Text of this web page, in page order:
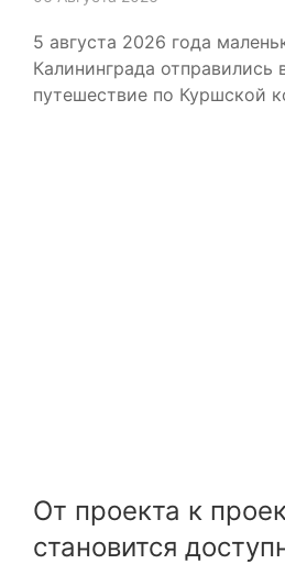
5 августа 2026 года
Калининграда отправились
путешествие по Куршской
От проекта к
становится